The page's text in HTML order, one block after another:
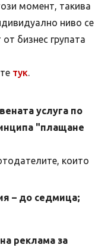
момент, такива
ниво се
бизнес групата
тук.
услуга по
"плащане
които
– до седмица;
реклама за